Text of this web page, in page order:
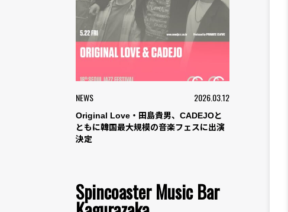
NEWS 2026.03.12
Original Love・田島貴男、CADEJOと
ともに韓国最大規模の音楽フェスに出演
決定
Spincoaster Music Bar